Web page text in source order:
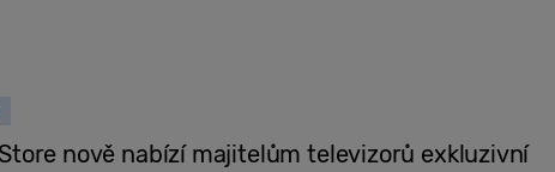
nově nabízí majitelům televizorů exkluzivní